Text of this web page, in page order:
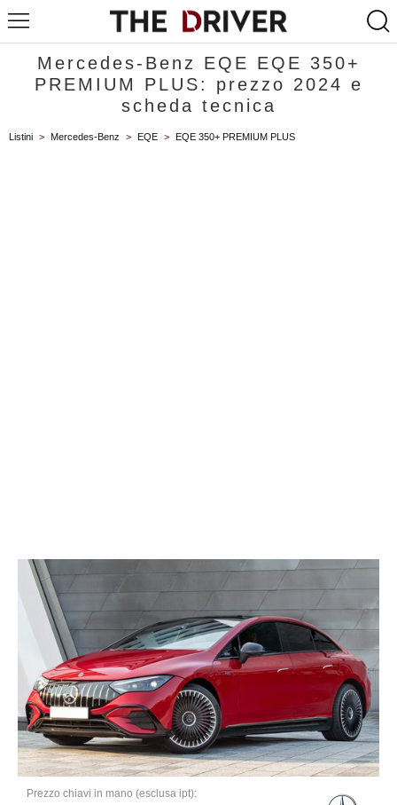
Mercedes-Benz EQE EQE 350+
PREMIUM PLUS: prezzo 2024 e
scheda tecnica
Listini > Mercedes-Benz > EQE > EQE 350+ PREMIUM PLUS
Prezzo chiavi in mano (esclusa ipt):